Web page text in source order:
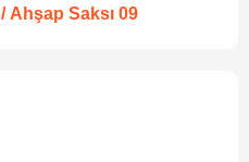
/ Ahşap Saksı 09